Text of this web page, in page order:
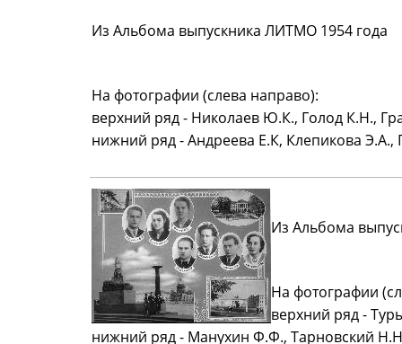
Из Альбома выпускника ЛИТМО 1954 года
На фотографии (слева направо):
верхний ряд - Николаев Ю.К., Голод К.Н.,
нижний ряд - Андреева Е.К, Клепикова Э.А.,
Из Альбома
На фотографии
верхний ряд -
нижний ряд - Манухин Ф.Ф., Тарновский